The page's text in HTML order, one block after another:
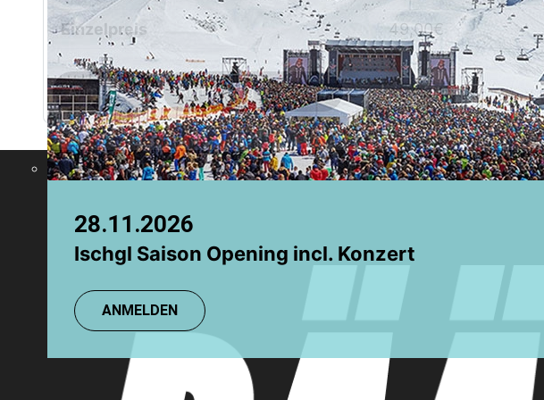
Chamonix
Grindelwald
28.11.2026
Ischgl Saison Opening incl. Konzert
ANMELDEN
08.08.2026
TR: Einsteigerkurs
ANMELDEN
Einzelpreis 49,00€
Anmeldung Anmeldung (Gruppen)